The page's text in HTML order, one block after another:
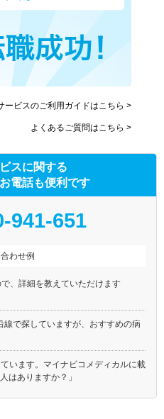
ービスのご利用ガイドはこちら >
よくあるご質問はこちら >
スに関する
電話も便利です
941-651
わせ例
、詳細を教えていただけます
線で探していますが、おすすめの病
います。マイナビコメディカルに載
はありますか？」